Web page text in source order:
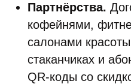
Партнёрства.
кофейнями,
салонами
стаканчиках и
QR-коды со